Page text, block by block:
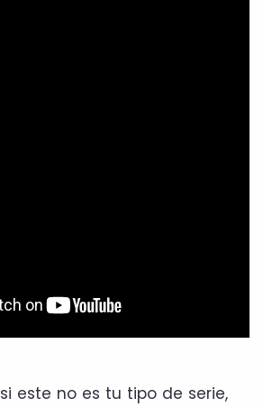
este no es tu tipo de serie,